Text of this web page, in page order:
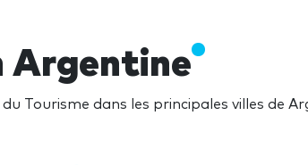
Argentine
Tourisme dans les principales villes de